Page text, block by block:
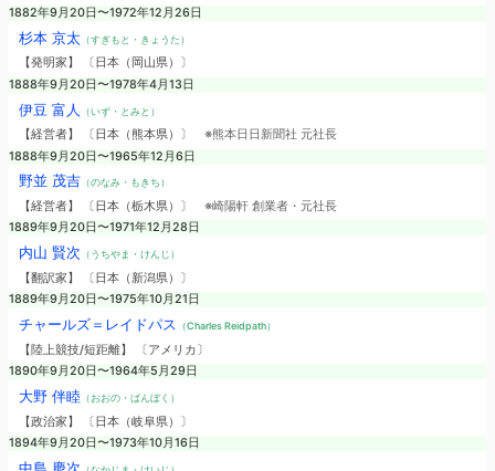
1882年9月20日〜1972年12月26日
杉本 京太（すぎもと・きょうた）
【発明家】 〔日本（岡山県）〕
1888年9月20日〜1978年4月13日
伊豆 富人 （いず・とみと）
【経営者】 〔日本（熊本県）〕 ※熊本日日新聞社 元社長
1888年9月20日〜1965年12月6日
野並 茂吉（のなみ・もきち）
【経営者】 〔日本（栃木県）〕 ※崎陽軒 創業者・元社長
1889年9月20日〜1971年12月28日
内山 賢次 （うちやま・けんじ）
【翻訳家】 〔日本（新潟県）〕
1889年9月20日〜1975年10月21日
チャールズ＝レイドパス （Charles Reidpath）
【陸上競技/短距離】 〔アメリカ〕
1890年9月20日〜1964年5月29日
大野 伴睦（おおの・ばんぼく）
【政治家】 〔日本（岐阜県）〕
1894年9月20日〜1973年10月16日
中島 慶次